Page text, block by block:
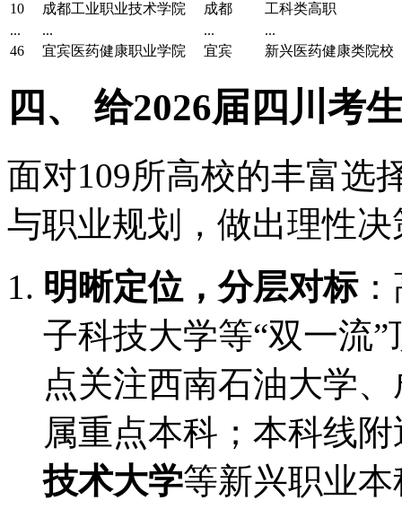
10
成都工业职业技术学院 成都
工科类高职
...
... ...
...
46
宜宾医药健康职业学院 宜宾 新兴医药健康类院校
四、 给2026届四川考
面对109所高校的丰富选
与职业规划，做出理性决
明晰定位，分层对标：
子科技大学等“双一流
点关注西南石油大学
属重点本科；本科线
技术大学等新兴职业